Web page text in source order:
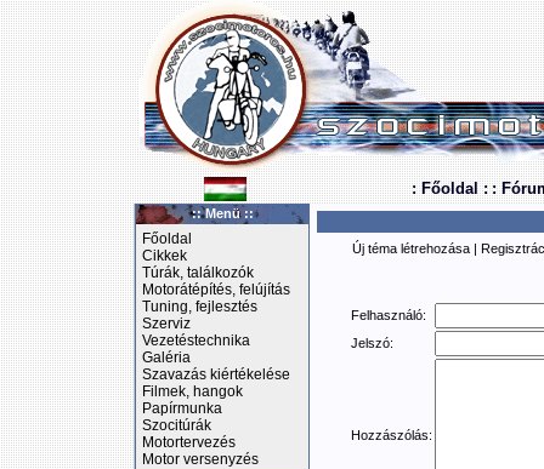
: Főoldal : :
:: Menü ::
Főoldal
Cikkek
Túrák, találkozók
Motorátépítés, felújítás
Tuning, fejlesztés
Szerviz
Vezetéstechnika
Galéria
Szavazás kiértékelése
Filmek, hangok
Papírmunka
Szocitúrák
Motortervezés
Motor versenyzés
Új téma létrehozása |
Felhasználó:
Jelszó:
Hozzászólás: